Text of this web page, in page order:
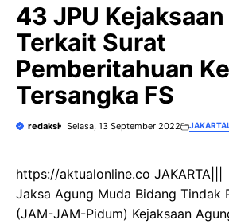
43 JPU
Terkait Surat
Pemberitahuan
Tersangka FS
redaksi Selasa, 13 September 2022 JAKARTA
https://aktualonline.co JAKARTA|||
Jaksa Agung Muda Bidang Tindak
(JAM-JAM-Pidum) Kejaksaan